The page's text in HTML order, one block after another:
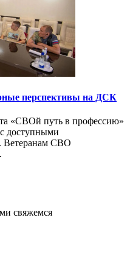
перспективы на ДСК
«СВОй путь в профессию»
доступными
Ветеранам СВО
свяжемся